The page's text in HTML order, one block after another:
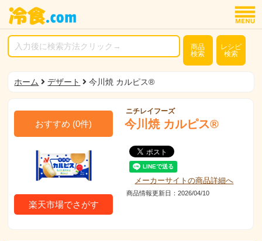
商品
検索
レシピ
検索
ホーム デザート 今川焼 カルピス®
おすすめ (0件)
楽天市場でさがす
ニチレイフーズ
今川焼 カルピス®
メーカーサイトの商品詳細へ
商品情報更新日：2026/04/10